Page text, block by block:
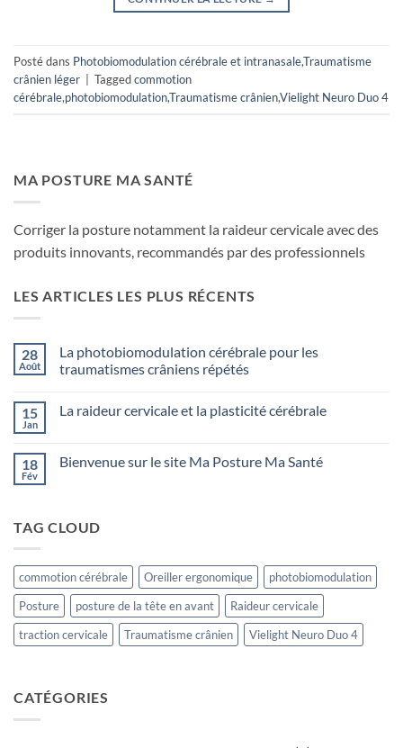
Posté dans Photobiomodulation cérébrale et intranasale,Traumatisme
crânien léger
Taggedcommotion
cérébrale,photobiomodulation,Traumatisme crânien,Vielight Neuro Duo 4
MA POSTURE MA SANTÉ
Corriger la posture notamment la raideur cervicale avec des
produits innovants, recommandés par des professionnels
LES ARTICLES LES PLUS RÉCENTS
28
Août
La photobiomodulation cérébrale pour les
traumatismes crâniens répétés
sur
pour
les
15
Jan
La raideur cervicale et la plasticité cérébrale
La
plasticité
cérébrale
18
Fév
Bienvenue sur le site Ma Posture Ma Santé
sur
Posture
Ma
Santé
TAG CLOUD
commotion cérébrale Oreiller ergonomique
photobiomodulation
Posture
posture de la tête en avant
Raideur cervicale
traction cervicale
Traumatisme crânien Vielight Neuro Duo 4
CATÉGORIES